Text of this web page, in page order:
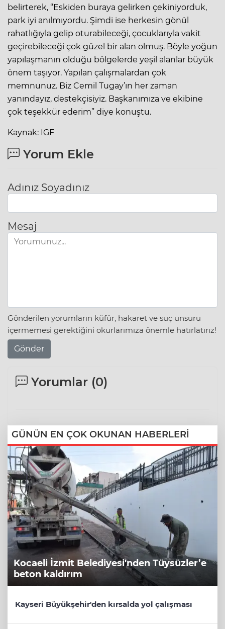
belirterek, “Eskiden buraya gelirken çekiniyorduk,
park iyi anılmıyordu. Şimdi ise herkesin gönül
rahatlığıyla gelip oturabileceği, çocuklarıyla vakit
geçirebileceği çok güzel bir alan olmuş. Böyle yoğun
yapılaşmanın olduğu bölgelerde yeşil alanlar büyük
önem taşıyor. Yapılan çalışmalardan çok
memnunuz. Biz Cemil Tugay’ın her zaman
yanındayız, destekçisiyiz. Başkanımıza ve ekibine
çok teşekkür ederim” diye konuştu.
Kaynak: IGF
Yorum Ekle
Adınız Soyadınız
Mesaj
Gönderilen yorumların küfür, hakaret ve suç unsuru
içermemesi gerektiğini okurlarımıza önemle hatırlatırız!
Gönder
Yorumlar (0)
GÜNÜN EN ÇOK OKUNAN HABERLERİ
Kocaeli İzmit Belediyesi'nden Tüysüzler’e
beton kaldırım
Kayseri Büyükşehir'den kırsalda yol çalışması